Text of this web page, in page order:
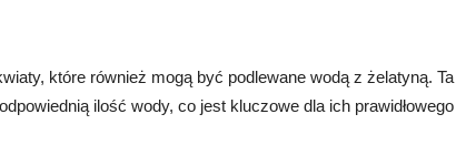
które również mogą być podlewane wodą z żelatyną.
ilość wody, co jest kluczowe dla ich